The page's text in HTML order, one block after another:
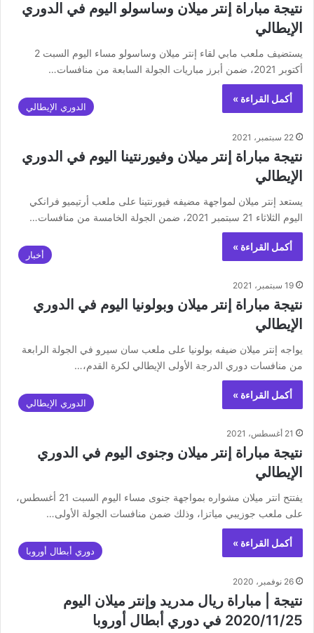
نتيجة مباراة إنتر ميلان وساسولو اليوم في الدوري
الإيطالي
يستضيف ملعب مابي لقاء إنتر ميلان وساسولو مساء اليوم السبت 2
أكتوبر 2021، ضمن أبرز مباريات الجولة السابعة من منافسات…
أكمل القراءة »
الدوري الإيطالي
22 سبتمبر، 2021
نتيجة مباراة إنتر ميلان وفيورنتينا اليوم في الدوري
الإيطالي
يستعد إنتر ميلان لمواجهة مضيفه فيورنتينا على ملعب أرتيميو فرانكي
اليوم الثلاثاء 21 سبتمبر 2021، ضمن الجولة الخامسة من منافسات…
أكمل القراءة »
أخبار
19 سبتمبر، 2021
نتيجة مباراة إنتر ميلان وبولونيا اليوم في الدوري
الإيطالي
يواجه إنتر ميلان ضيفه بولونيا على ملعب سان سيرو في الجولة الرابعة
من منافسات دوري الدرجة الأولى الإيطالي لكرة القدم،…
أكمل القراءة »
الدوري الإيطالي
21 أغسطس، 2021
نتيجة مباراة إنتر ميلان وجنوى اليوم في الدوري
الإيطالي
يفتتح انتر ميلان مشواره بمواجهة جنوى مساء اليوم السبت 21 أغسطس،
على ملعب جوزيبي مياتزا، وذلك ضمن منافسات الجولة الأولى…
أكمل القراءة »
دوري أبطال أوروبا
26 نوفمبر، 2020
نتيجة | مباراة ريال مدريد وإنتر ميلان اليوم
2020/11/25 في دوري أبطال أوروبا